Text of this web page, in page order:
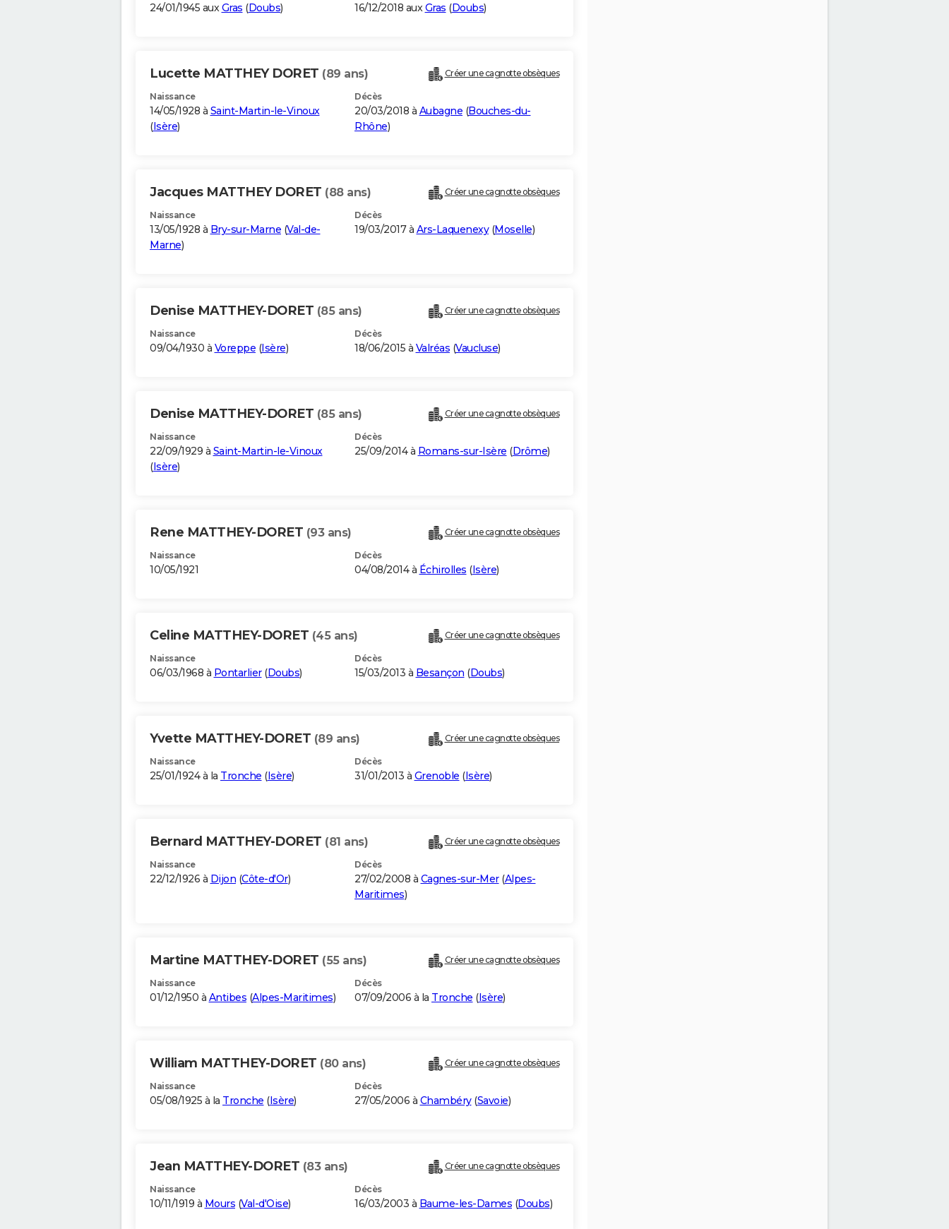
24/01/1945 auxGras (Doubs) 16/12/2018 auxGras (Doubs)
Lucette MATTHEY DORET (89 ans) Créer une cagnotte obsèques
Naissance
14/05/1928 à Saint-Martin-le-Vinoux
(Isère)
Décès
20/03/2018 à Aubagne (Bouches-du-
Rhône)
Jacques MATTHEY DORET (88 ans) Créer une cagnotte obsèques
Naissance
13/05/1928 à Bry-sur-Marne (Val-de-
Marne)
Décès
19/03/2017 à Ars-Laquenexy(Moselle)
Denise MATTHEY-DORET (85 ans) Créer une cagnotte obsèques
Naissance
09/04/1930 à Voreppe (Isère)
Décès
18/06/2015 à Valréas (Vaucluse)
Denise MATTHEY-DORET (85 ans) Créer une cagnotte obsèques
Naissance
22/09/1929 à Saint-Martin-le-Vinoux
(Isère)
Décès
25/09/2014 à Romans-sur-Isère (Drôme)
Rene MATTHEY-DORET (93 ans) Créer une cagnotte obsèques
Naissance
10/05/1921
Décès
04/08/2014 à Échirolles (Isère)
Celine MATTHEY-DORET (45 ans) Créer une cagnotte obsèques
Naissance
06/03/1968 à Pontarlier(Doubs)
Décès
15/03/2013 à Besançon (Doubs)
Yvette MATTHEY-DORET (89 ans) Créer une cagnotte obsèques
Naissance
25/01/1924 à la Tronche (Isère)
Décès
31/01/2013 à Grenoble (Isère)
Bernard MATTHEY-DORET (81 ans) Créer une cagnotte obsèques
Naissance
22/12/1926 à Dijon (Côte-d'Or)
Décès
27/02/2008 à Cagnes-sur-Mer(Alpes-
Maritimes)
Martine MATTHEY-DORET (55 ans) Créer une cagnotte obsèques
Naissance
01/12/1950 à Antibes (Alpes-Maritimes)
Décès
07/09/2006 à la Tronche (Isère)
William MATTHEY-DORET (80 ans) Créer une cagnotte obsèques
Naissance
05/08/1925 à la Tronche (Isère)
Décès
27/05/2006 à Chambéry(Savoie)
Jean MATTHEY-DORET (83 ans) Créer une cagnotte obsèques
Naissance
10/11/1919 à Mours (Val-d'Oise)
Décès
16/03/2003 à Baume-les-Dames (Doubs)